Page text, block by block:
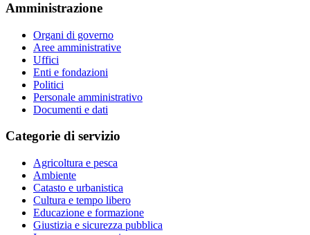
Amministrazione
Organi di governo
Aree amministrative
Uffici
Enti e fondazioni
Politici
Personale amministrativo
Documenti e dati
Categorie di servizio
Agricoltura e pesca
Ambiente
Catasto e urbanistica
Cultura e tempo libero
Educazione e formazione
Giustizia e sicurezza pubblica